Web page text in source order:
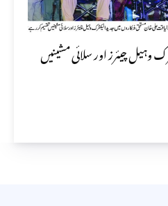
وہیل چیئرز اور سلائی مشینیں